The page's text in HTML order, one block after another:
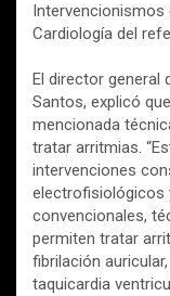
Intervencionismos
Cardiología del
El director general
Santos, explicó
mencionada
tratar arritmias.
intervenciones
electrofisiológicos
convencionales,
permiten tratar
fibrilación
taquicardia